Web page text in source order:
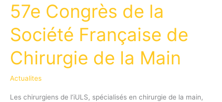
57e Congrès de la
Société Française de
Chirurgie de la Main
Actualites
Les chirurgiens de l‘iULS, spécialisés en chirurgie de la main,